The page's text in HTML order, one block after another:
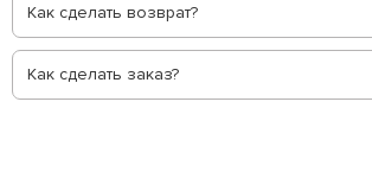
Как сделать возврат?
Как сделать заказ?